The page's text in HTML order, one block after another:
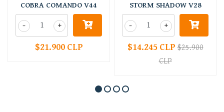
COBRA COMANDO V44
+
-
$21.900 CLP
STORM SHADOW V28
+
-
$14.245 CLP$25.900
CLP